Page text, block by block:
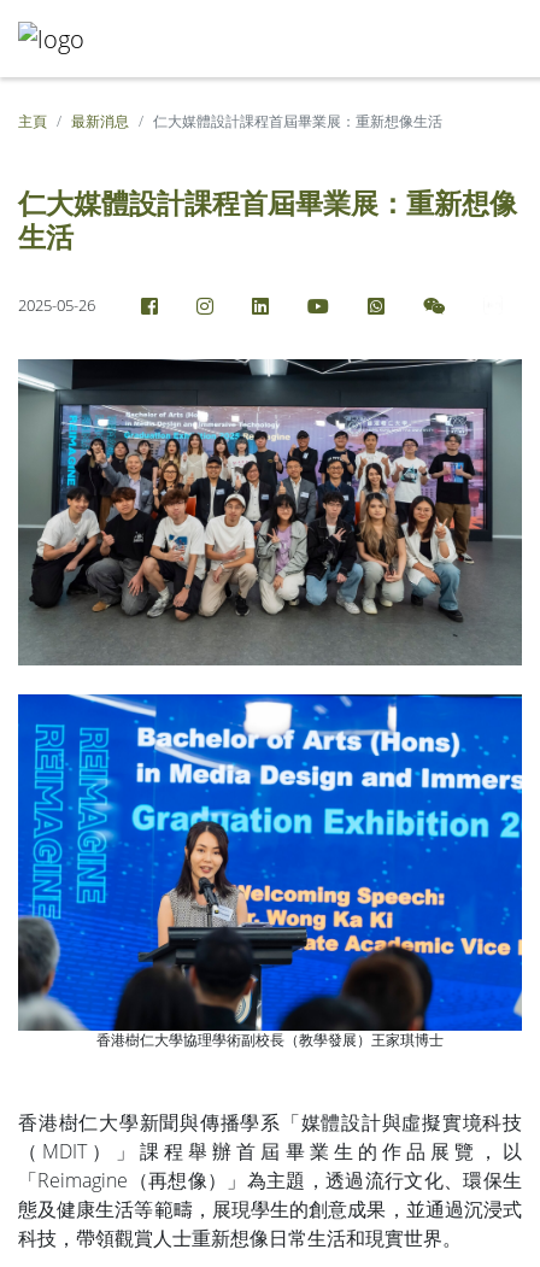
主頁 最新消息 仁大媒體設計課程首屆畢業展：重新想像生活
仁大媒體設計課程首屆畢業展：重新想像
生活
2025-05-26
香港樹仁大學協理學術副校長（教學發展）王家琪博士
香港樹仁大學新聞與傳播學系「媒體設計與虛擬實境科技
（MDIT）」課程舉辦首屆畢業生的作品展覽，以
「Reimagine（再想像）」為主題，透過流行文化、環保生
態及健康生活等範疇，展現學生的創意成果，並通過沉浸式
科技，帶領觀賞人士重新想像日常生活和現實世界。